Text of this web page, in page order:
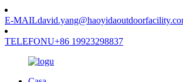
E-MAIL
TELEFONU+86 19923298837